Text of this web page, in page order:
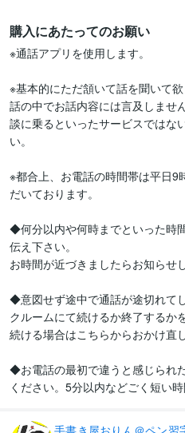
購入にあたってのお願い
※通話アプリを使用します。
※基本的にただ頷いて話を聞いて
話の中でお話内容には言及しませ
談に乗るといったサービスではな
い。
※都合上、お電話の時間帯は平日9
だいております。
◆何分以内や何時までといった時
伝え下さい。
お時間が近づきましたらお知らせ
◆意図せず途中で通話が途切れて
クルームにて続けるか終了するか
続ける場合はこちらからおかけ直
◆お電話の最初で違うと感じられ
ください。5分以内などごく短い